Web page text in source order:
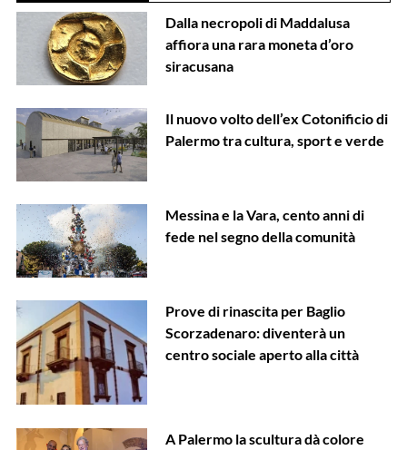
Dalla necropoli di Maddalusa
affiora una rara moneta d’oro
siracusana
Il nuovo volto dell’ex Cotonificio di
Palermo tra cultura, sport e verde
Messina e la Vara, cento anni di
fede nel segno della comunità
Prove di rinascita per Baglio
Scorzadenaro: diventerà un
centro sociale aperto alla città
A Palermo la scultura dà colore